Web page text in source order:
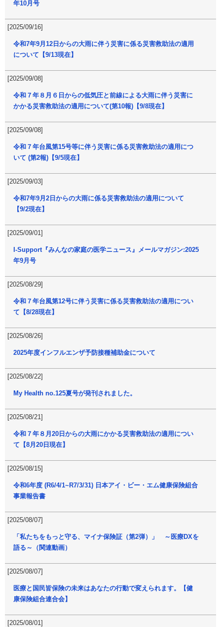
年10月号
[2025/09/16]
令和7年9月12日からの大雨に伴う災害に係る災害救助法の適用
について【9/13現在】
[2025/09/08]
令和７年８月６日からの低気圧と前線による大雨に伴う災害に
かかる災害救助法の適用について(第10報)【9/8現在】
[2025/09/08]
令和７年台風第15号等に伴う災害に係る災害救助法の適用につ
いて (第2報)【9/5現在】
[2025/09/03]
令和7年9月2日からの大雨に係る災害救助法の適用について
【9/2現在】
[2025/09/01]
I-Support『みんなの家庭の医学ニュース』メールマガジン:2025
年9月号
[2025/08/29]
令和７年台風第12号に伴う災害に係る災害救助法の適用につい
て【8/28現在】
[2025/08/26]
2025年度インフルエンザ予防接種補助金について
[2025/08/22]
My Health no.125夏号が発刊されました。
[2025/08/21]
令和７年８月20日からの大雨にかかる災害救助法の適用につい
て【8月20日現在】
[2025/08/15]
令和6年度 (R6/4/1~R7/3/31) 日本アイ・ビー・エム健康保険組合
事業報告書
[2025/08/07]
「私たちをもっと守る、マイナ保険証（第2弾）」 ～医療DXを
語る～（関連動画）
[2025/08/07]
医療と国民皆保険の未来はあなたの行動で変えられます。【健
康保険組合連合会】
[2025/08/01]